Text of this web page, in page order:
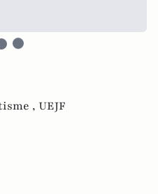
, UEJF